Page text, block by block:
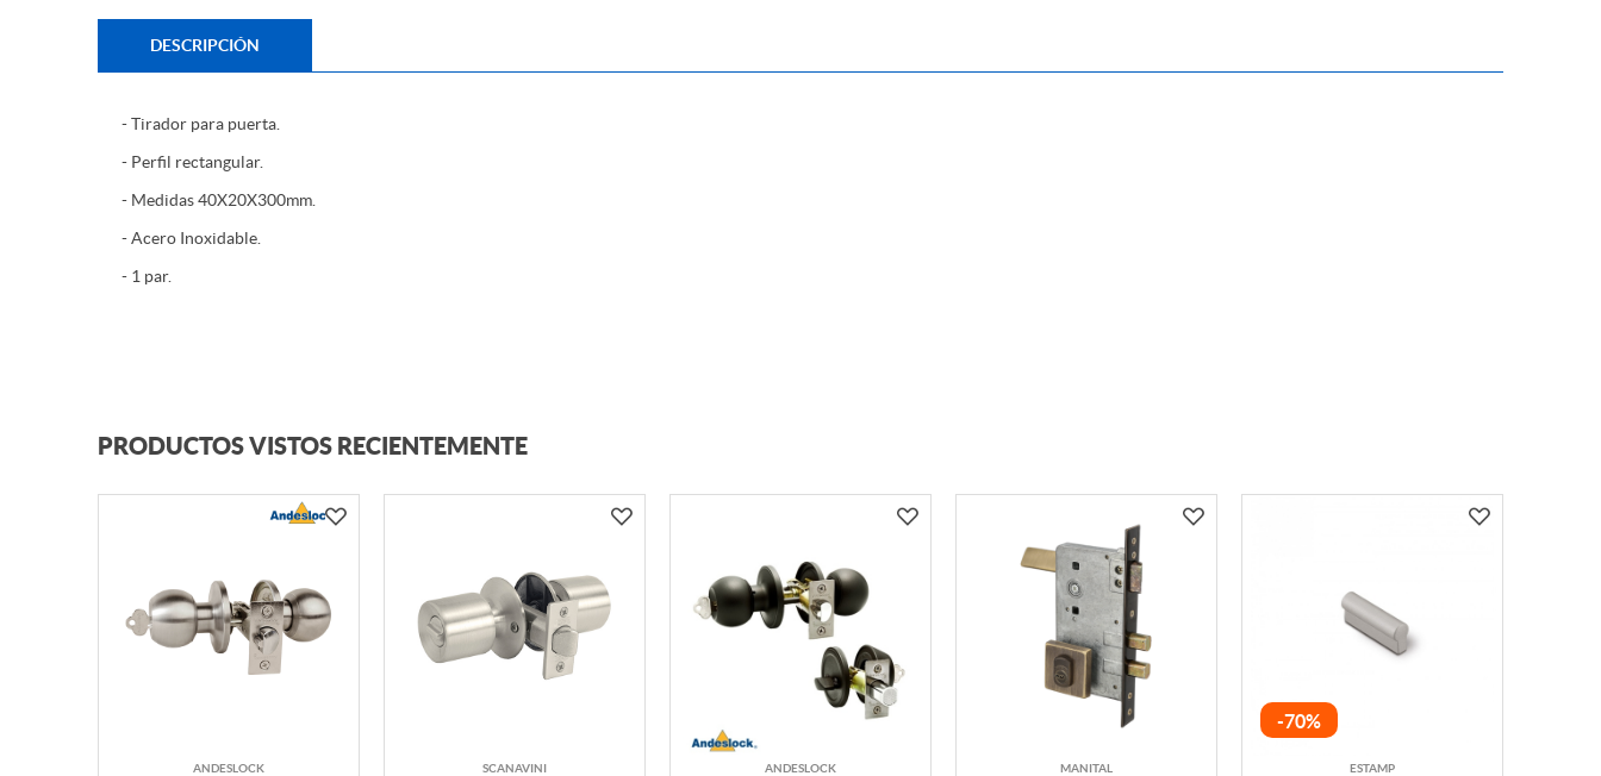
DESCRIPCIÓN
- Tirador para puerta.
- Perfil rectangular.
- Medidas 40X20X300mm.
- Acero Inoxidable.
- 1 par.
PRODUCTOS VISTOS RECIENTEMENTE
ANDESLOCK SCANAVINI ANDESLOCK MANITAL
-70%
ESTAMP